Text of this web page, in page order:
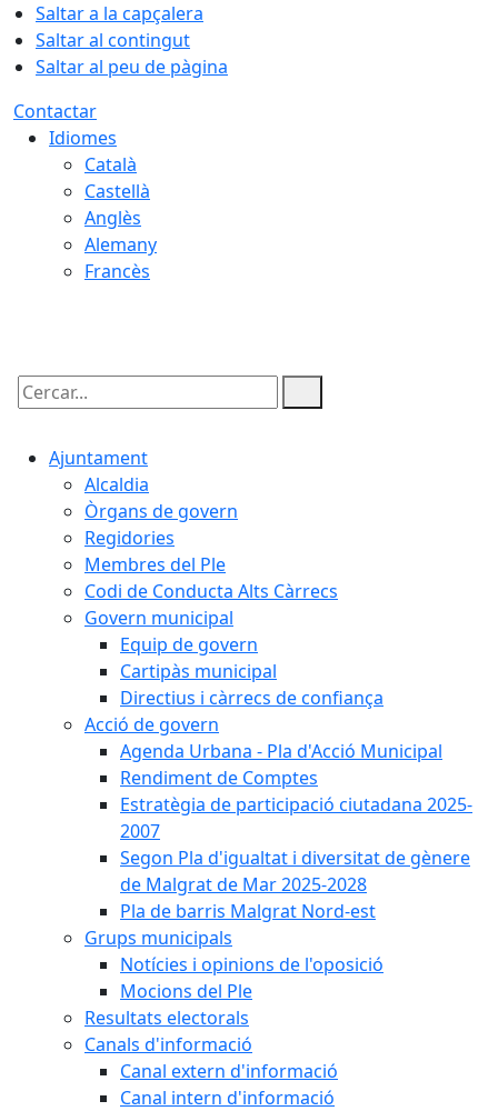
Saltar a la capçalera
Saltar al contingut
Saltar al peu de pàgina
Contactar
Idiomes
Català
Castellà
Anglès
Alemany
Francès
Cercar:
Ajuntament
Alcaldia
Òrgans de govern
Regidories
Membres del Ple
Codi de Conducta Alts Càrrecs
Govern municipal
Equip de govern
Cartipàs municipal
Directius i càrrecs de confiança
Acció de govern
Agenda Urbana - Pla d'Acció Municipal
Rendiment de Comptes
Estratègia de participació ciutadana 2025-
2007
Segon Pla d'igualtat i diversitat de gènere
de Malgrat de Mar 2025-2028
Pla de barris Malgrat Nord-est
Grups municipals
Notícies i opinions de l'oposició
Mocions del Ple
Resultats electorals
Canals d'informació
Canal extern d'informació
Canal intern d'informació